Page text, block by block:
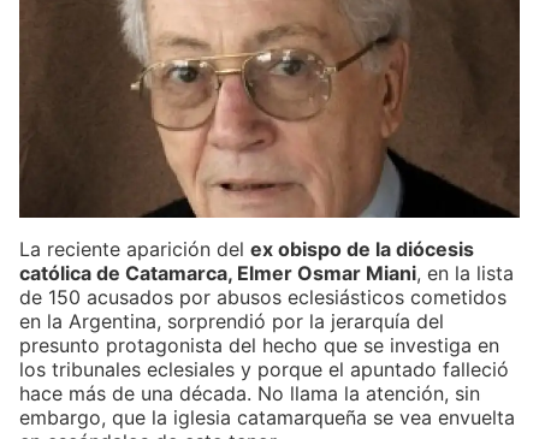
La reciente aparición del ex obispo de la diócesis
católica de Catamarca, Elmer Osmar Miani, en la lista
de 150 acusados por abusos eclesiásticos cometidos
en la Argentina, sorprendió por la jerarquía del
presunto protagonista del hecho que se investiga en
los tribunales eclesiales y porque el apuntado falleció
hace más de una década. No llama la atención, sin
embargo, que la iglesia catamarqueña se vea envuelta